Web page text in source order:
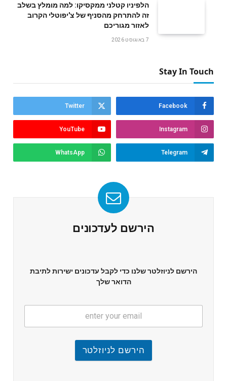
הלפיניו קטלני ממקסיקו: למה מומלץ בשלב
זה להתרחק מהסניף של צ'יפוטלי הקרוב
לאזור מגוריכם
7 באוגוסט 2026
Stay In Touch
Facebook
Twitter
Instagram
YouTube
Telegram
WhatsApp
הירשם לעדכונים
הירשם לניוזלטר שלנו כדי לקבל עדכונים ישירות לתיבת
הדואר שלך
הירשם לניוזלטר